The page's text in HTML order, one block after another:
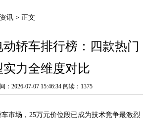
资讯 > 正文
轿车排行榜：四款热门
实力全维度对比
：2026-07-07 15:46:34 阅读：1375
市场，25万元价位段已成为技术竞争最激烈